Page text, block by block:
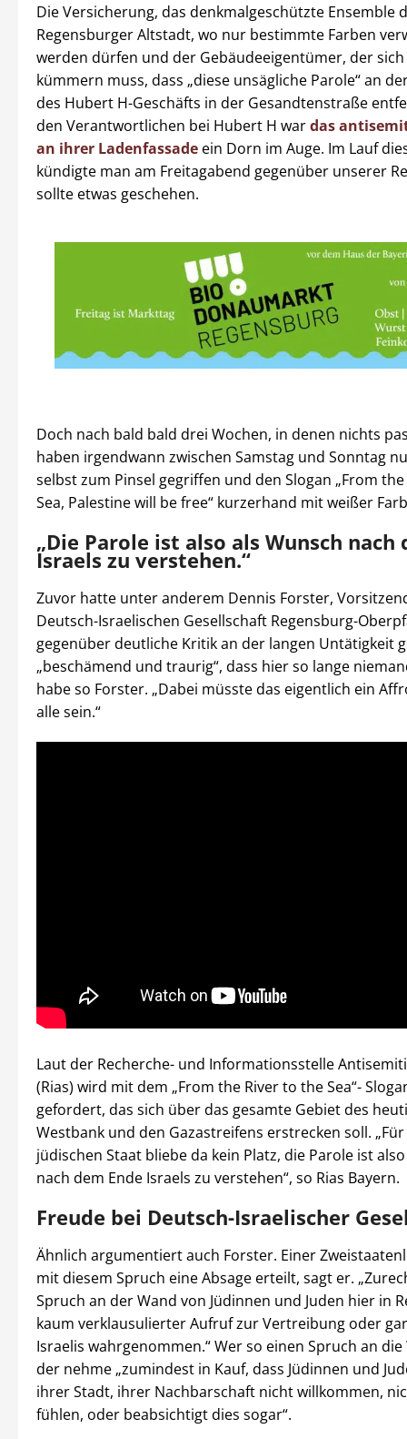
Die Versicherung, das denkmalgeschützte Ensemble
Regensburger Altstadt, wo nur bestimmte Farben
werden dürfen und der Gebäudeeigentümer, der
kümmern muss, dass „diese unsägliche Parole“ an
des Hubert H-Geschäfts in der Gesandtenstraße
den Verantwortlichen bei Hubert H wardas
an ihrer Ladenfassade ein Dorn im Auge. Im Lauf
kündigte man am Freitagabend gegenüber unserer
sollte etwas geschehen.
Doch nach bald bald drei Wochen, in denen nichts
haben irgendwann zwischen Samstag und Sonntag
selbst zum Pinsel gegriffen und den Slogan „From
Sea, Palestine will be free“ kurzerhand mit weißer
„Die Parole ist also als Wunsch nach
Israels zu verstehen.“
Zuvor hatte unter anderem Dennis Forster,
Deutsch-Israelischen Gesellschaft Regensburg-
gegenüber deutliche Kritik an der langen Untätigkeit
„beschämend und traurig“, dass hier so lange
habe so Forster. „Dabei müsste das eigentlich ein
alle sein.“
Laut der Recherche- und Informationsstelle
(Rias) wird mit dem „From the River to the Sea“-
gefordert, das sich über das gesamte Gebiet des
Westbank und den Gazastreifens erstrecken soll.
jüdischen Staat bliebe da kein Platz, die Parole ist
nach dem Ende Israels zu verstehen“, so Rias Bayern.
Freude bei Deutsch-Israelischer
Ähnlich argumentiert auch Forster. Einer
mit diesem Spruch eine Absage erteilt, sagt er.
Spruch an der Wand von Jüdinnen und Juden hier in
kaum verklausulierter Aufruf zur Vertreibung oder
Israelis wahrgenommen.“ Wer so einen Spruch an
der nehme „zumindest in Kauf, dass Jüdinnen und
ihrer Stadt, ihrer Nachbarschaft nicht willkommen,
fühlen, oder beabsichtigt dies sogar“.